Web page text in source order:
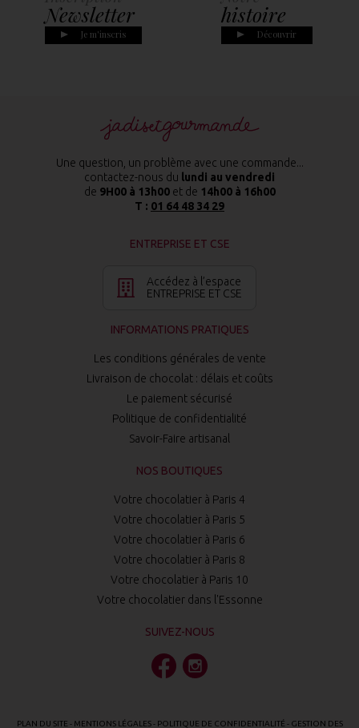
Newsletter
Je m'inscris
histoire
Découvrir
Une question, un problème avec une commande...
contactez-nous du lundi au vendredi
de 9H00 à 13h00et de 14h00 à 16h00
T : 01 64 48 34 29
ENTREPRISE ET CSE
Accédez à l’espace
ENTREPRISE ET CSE
INFORMATIONS PRATIQUES
Les conditions générales de vente
Livraison de chocolat : délais et coûts
Le paiement sécurisé
Politique de confidentialité
Savoir-Faire artisanal
NOS BOUTIQUES
Votre chocolatier à Paris 4
Votre chocolatier à Paris 5
Votre chocolatier à Paris 6
Votre chocolatier à Paris 8
Votre chocolatier à Paris 10
Votre chocolatier dans l'Essonne
SUIVEZ-NOUS
PLAN DU SITE - MENTIONS LÉGALES- POLITIQUE DE CONFIDENTIALITÉ - GESTION DES